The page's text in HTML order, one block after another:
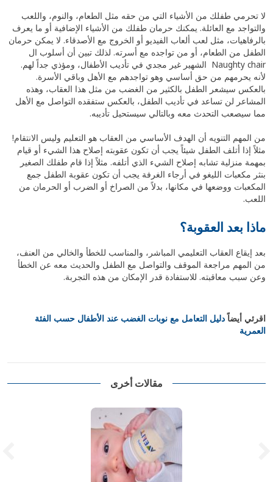
لا تحرمي طفلك من الأشياء التي من حقه مثل الطعام، والنوم، واللعب
والتواجد مع العائلة. يمكنك حرمان طفلك من الأشياء الإضافية أو ما يعرف
بالرفاهيات، مثل لعب ألعاب الفيديو أو الخروج مع الأصدقاء. لا يمكن حرمان
الطفل من الطعام، أو من تواجده مع أسرته. لذلك تبين أن أسلوب ال
Naughty chair الشهير غير مجدي في تأديب الأطفال، ومؤذي جداً لهم.
لأنه يحرمهم من حق أساسي وهو تواجدهم مع الأهل وباقي الأسرة.
بالعكس سيشعر الطفل بالكثير من الغضب من مثل هذا العقاب، وهذه
المشاعر لن تساعد في تأديب الطفل، بالعكس ستفقده التواصل مع الأهل
مما سيصعب التحدث معه وبالتالي سيستحيل تأديبه.
من المهم التنويه أن الهدف الأساسي من العقاب هو التعليم وليس الانتقام!
مثلاً إذا أتلف الطفل شيئاً يجب أن تكون عقوبته إصلاح هذا الشيء أو قيام
بمهمة منزلية تشابه إصلاح الشيء الذي أتلفه. مثلاً إذا قام طفلك الصغير
بنثر مكعبات الليغو في أرجاء الغرفة يجب أن تكون عقوبة الطفل جمع
المكعبات ووضعها في مكانها، بدلاً من الصراخ أو الضرب أو الحرمان من
اللعب.
ماذا بعد العقوبة؟
بعد إيقاع العقاب التعليمي المباشر، والمناسب للخطأ والخالي من العنف،
من المهم مراجعة الموقف والتواصل مع الطفل والحديث معه عن الخطأ
وعن سبب معاقبته. للاستفادة قدر الإمكان من هذه التجربة.
اقرئي أيضاًدليل التعامل مع نوبات الغضب عند الأطفال حسب الفئة
العمرية
مقالات أخرى